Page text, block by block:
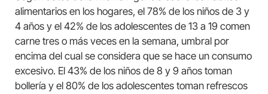
alimentarios en los hogares, el 78% de los niños de 3 y
4 años y el 42% de los adolescentes de 13 a 19 comen
carne tres o más veces en la semana, umbral por
encima del cual se considera que se hace un consumo
excesivo. El 43% de los niños de 8 y 9 años toman
bollería y el 80% de los adolescentes toman refrescos